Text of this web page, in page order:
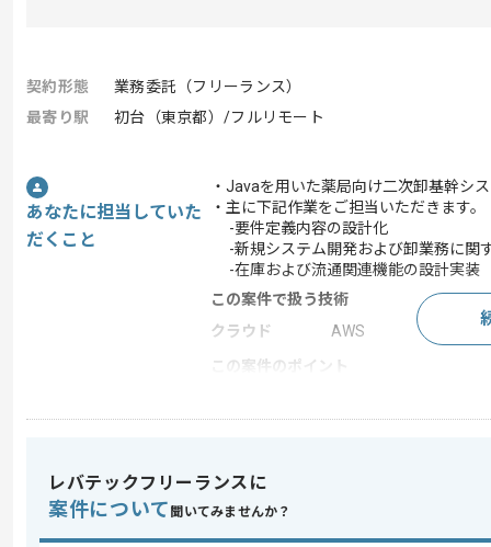
契約形態
業務委託（フリーランス）
最寄り駅
初台（東京都）/フルリモート
あなたに担当していた
だくこと
・Javaを用いた薬局向け二次卸基幹シ
・主に下記作業をご担当いただきます。
-要件定義内容の設計化
-新規システム開発および卸業務に関
-在庫および流通関連機能の設計実装
この案件で扱う技術
クラウド
AWS
この案件のポイント
特徴
レバテックフリーランスに
案件について 聞いてみませんか？